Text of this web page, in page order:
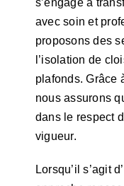
avec soin et
proposons des
l’isolation de
plafonds. Grâce
nous assurons
dans le respect
vigueur.
Lorsqu’il s’agit